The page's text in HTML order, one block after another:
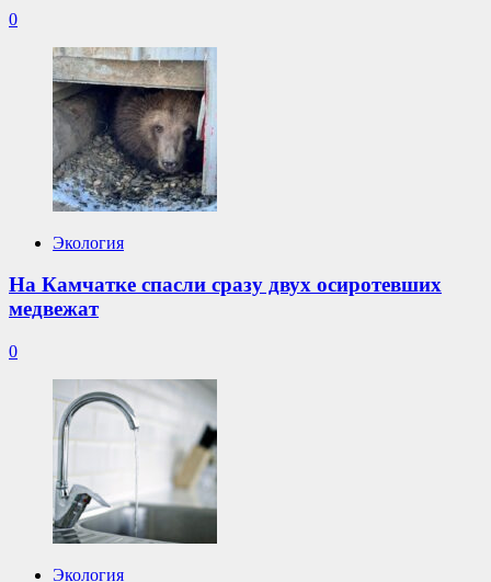
0
Экология
На Камчатке спасли сразу двух осиротевших
медвежат
0
Экология